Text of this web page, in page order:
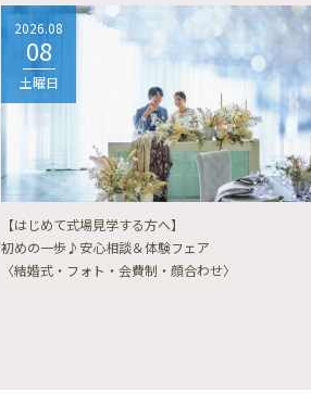
2026.08
08
土曜日
【はじめて式場見学する方へ】
初めの一歩♪安心相談＆体験フェア
〈結婚式・フォト・会費制・顔合わせ〉